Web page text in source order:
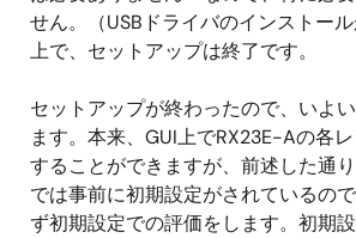
せん。（USBドライバのインストー
上で、セットアップは終了です。
セットアップが終わったので、いよ
ます。本来、GUI上でRX23E-Aの各
することができますが、前述した通
では事前に初期設定がされているの
ず初期設定での評価をします。初期